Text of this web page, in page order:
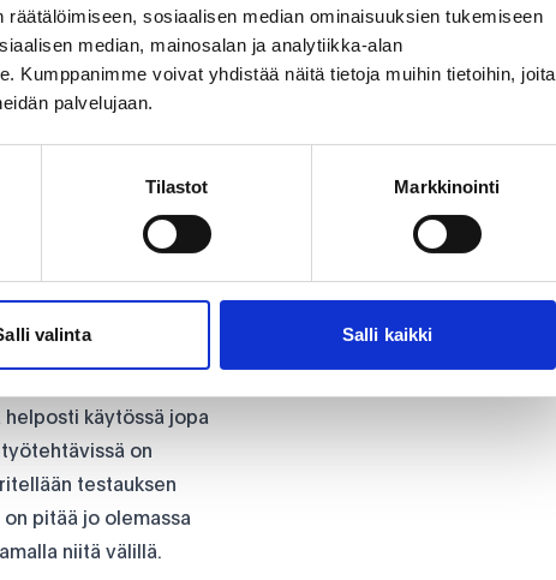
sosiaalisen median ominaisuuksien tukemiseen
median, mainosalan ja analytiikka-alan
Kumppanimme voivat yhdistää näitä tietoja muihin tietoihin, joita
palvelujaan.
Tilastot Markkinointi
valinta Salli kaikki
kustannuksissa.
ja niiden elinkaari ja
vain parhaassa
hyödynnetään
kiloa CO2-päästöjä.
Kun taas uuden
kiloa näkymätöntä
arvokkaita maametalleja
tietokone kestää alun
helposti käytössä jopa
on
testauksen
pitää jo olemassa
niitä välillä.